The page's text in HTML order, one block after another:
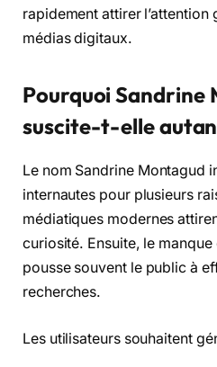
rapidement attirer l’attention
médias digitaux.
Pourquoi Sandrine
suscite-t-elle
Le nom Sandrine Montagud
internautes pour plusieurs
médiatiques modernes
curiosité. Ensuite, le
pousse souvent le public à
recherches.
Les utilisateurs souhaitent